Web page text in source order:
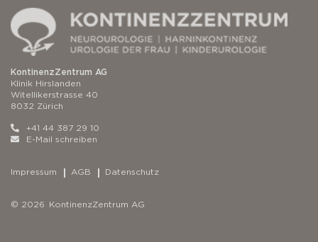
KontinenzZentrum AG
Klinik Hirslanden
Witellikerstrasse 40
8032 Zürich
+41 44 387 29 10
E-Mail schreiben
Impressum AGB Datenschutz
© 2026 KontinenzZentrum AG